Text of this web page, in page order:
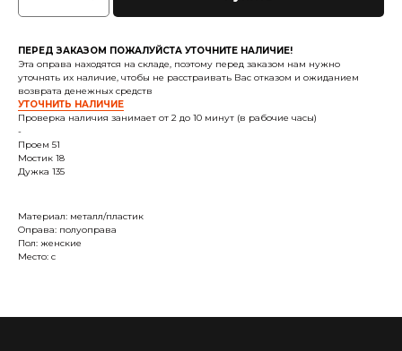
ПЕРЕД ЗАКАЗОМ ПОЖАЛУЙСТА УТОЧНИТЕ НАЛИЧИЕ!
Эта оправа находятся на складе, поэтому перед заказом нам нужно
уточнять их наличие, чтобы не расстраивать Вас отказом и ожиданием
возврата денежных средств
УТОЧНИТЬ НАЛИЧИЕ
Проверка наличия занимает от 2 до 10 минут (в рабочие часы)
-
Проем 51
Мостик 18
Дужка 135
Материал: металл/пластик
Оправа: полуоправа
Пол: женские
Место: c